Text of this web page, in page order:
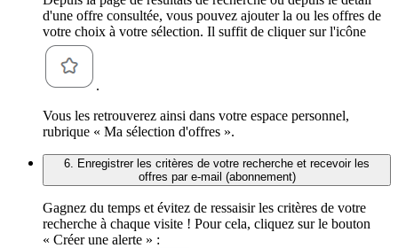
d'une offre consultée, vous pouvez ajouter la ou les offres de
votre choix à votre sélection. Il suffit de cliquer sur l'icône
.
Vous les retrouverez ainsi dans votre espace personnel,
rubrique « Ma sélection d'offres ».
6. Enregistrer les critères de votre recherche et recevoir les
offres par e-mail (abonnement)
Gagnez du temps et évitez de ressaisir les critères de votre
recherche à chaque visite ! Pour cela, cliquez sur le bouton
« Créer une alerte » :